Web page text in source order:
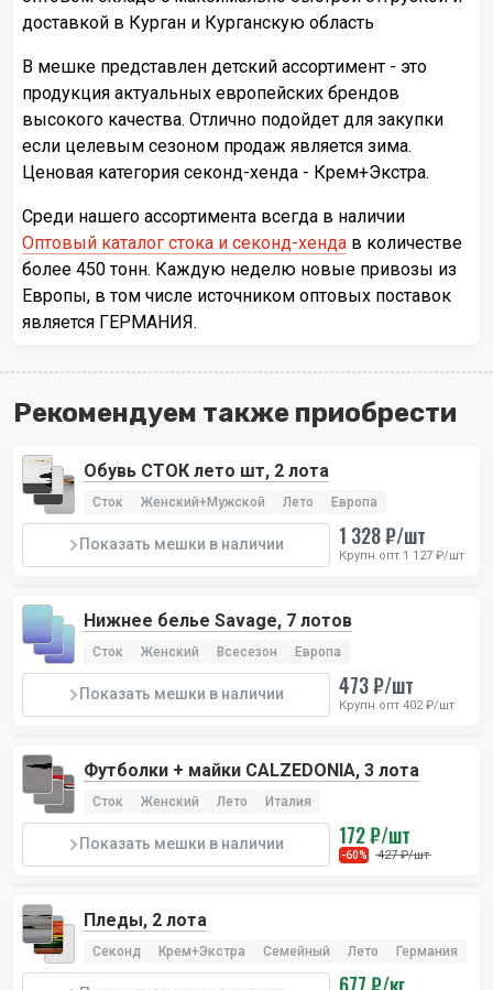
доставкой в Курган и Курганскую область
В мешке представлен детский ассортимент - это
продукция актуальных европейских брендов
высокого качества. Отлично подойдет для закупки
если целевым сезоном продаж является зима.
Ценовая категория секонд-хенда - Крем+Экстра.
Среди нашего ассортимента всегда в наличии
Оптовый каталог стока и секонд-хенда в количестве
более 450 тонн. Каждую неделю новые привозы из
Европы, в том числе источником оптовых поставок
является ГЕРМАНИЯ.
Рекомендуем также приобрести
Обувь СТОК лето шт, 2 лота
Сток Женский+Мужской Лето Европа
Показать мешки в наличии 1 328 ₽/шт
Крупн.опт 1 127 ₽/шт
Нижнее белье Savage, 7 лотов
Сток Женский Всесезон Европа
Показать мешки в наличии 473 ₽/шт
Крупн.опт 402 ₽/шт
Футболки + майки CALZEDONIA, 3 лота
Сток Женский Лето Италия
Показать мешки в наличии 172 ₽/шт
-60% 427 ₽/шт
Пледы, 2 лота
Секонд Крем+Экстра Семейный Лето Германия
677 ₽/кг